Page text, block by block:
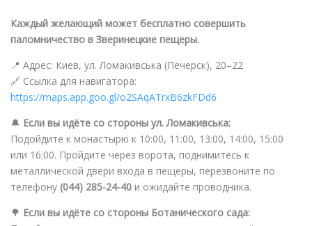
Каждый желающий может бесплатно совершить
паломничество в Зверинецкие пещеры.
📍 Адрес: Киев, ул. Ломакивська (Печерск), 20–22
🔗 Ссылка для навигатора:
https://maps.app.goo.gl/o2SAqATrxB6zkFDd6
🔔 Если вы идёте со стороны ул. Ломакивська:
Подойдите к монастырю к 10:00, 11:00, 13:00, 14:00, 15:00
или 16:00. Пройдите через ворота, поднимитесь к
металлической двери входа в пещеры, перезвоните по
телефону (044) 285-24-40 и ожидайте проводника.
🌳 Если вы идёте со стороны Ботанического сада: